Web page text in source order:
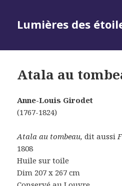
Lumières des
Atala au
Anne-Louis Girodet
(1767-1824)
Atala au tombeau,dit aussi
1808
Huile sur toile
Dim 207 x 267 cm